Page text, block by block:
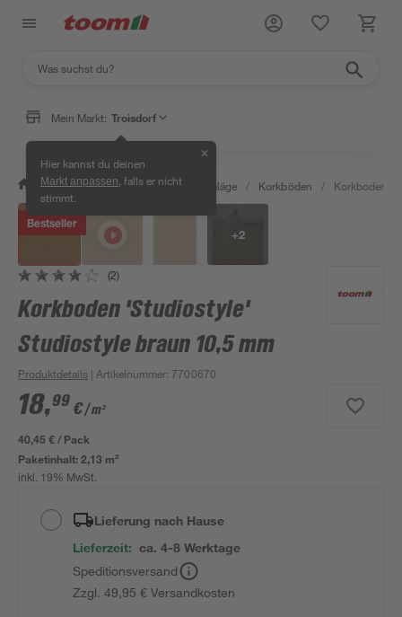
Mein Markt: Troisdorf
Hier kannst du deinen
Markt anpassen , falls er nicht
stimmt.
✕
/ Bauen & Renovieren / Bodenbeläge / Korkböden / Korkboden
Bestseller
+2
(2)
Korkboden 'Studiostyle'
Studiostyle braun 10,5 mm
Produktdetails | Artikelnummer: 7700670
18,99 €/ m²
40,45 € / Pack
Paketinhalt:2,13 m²
inkl. 19% MwSt.
Lieferung nach Hause
Lieferzeit: ca. 4-8 Werktage
Speditionsversand
Zzgl. 49,95 € Versandkosten